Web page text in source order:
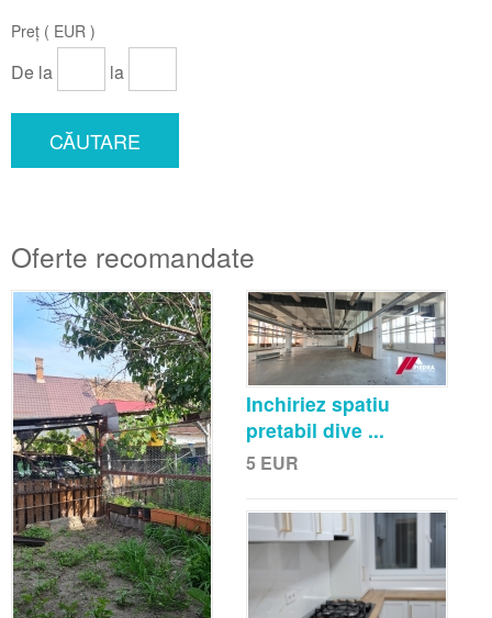
Preț ( EUR )
De la la
CĂUTARE
Oferte recomandate
Inchiriez spatiu
pretabil dive ...
5 EUR